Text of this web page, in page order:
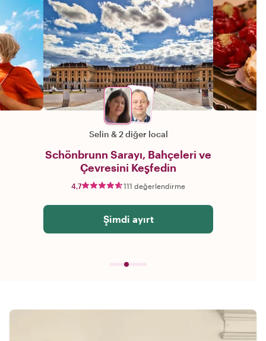
Selin &2 diğer local
Schönbrunn Sarayı, Bahçeleri ve
Çevresini Keşfedin
4,7 111 değerlendirme
Şimdi ayırt